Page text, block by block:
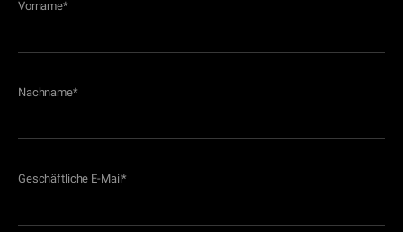
Vorname*
Nachname*
Geschäftliche E-Mail*